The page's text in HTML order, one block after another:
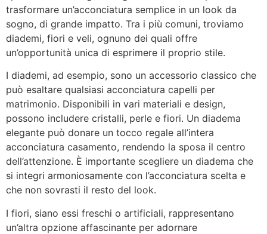
trasformare un’acconciatura semplice in un look da
sogno, di grande impatto. Tra i più comuni, troviamo
diademi, fiori e veli, ognuno dei quali offre
un’opportunità unica di esprimere il proprio stile.
I diademi, ad esempio, sono un accessorio classico che
può esaltare qualsiasi acconciatura capelli per
matrimonio. Disponibili in vari materiali e design,
possono includere cristalli, perle e fiori. Un diadema
elegante può donare un tocco regale all’intera
acconciatura casamento, rendendo la sposa il centro
dell’attenzione. È importante scegliere un diadema che
si integri armoniosamente con l’acconciatura scelta e
che non sovrasti il resto del look.
I fiori, siano essi freschi o artificiali, rappresentano
un’altra opzione affascinante per adornare